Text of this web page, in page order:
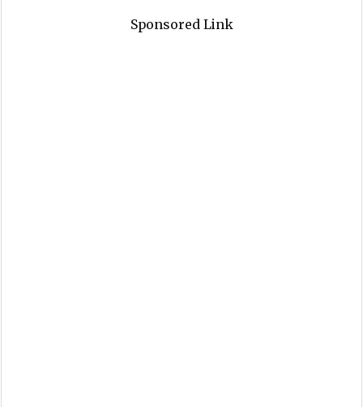
Sponsored Link